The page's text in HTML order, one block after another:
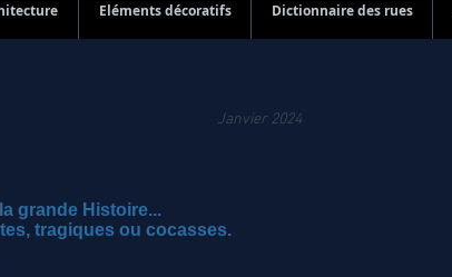
Eléments décoratifs Dictionnaire des rues
Janvier 2024
grande Histoire...
tragiques ou cocasses.